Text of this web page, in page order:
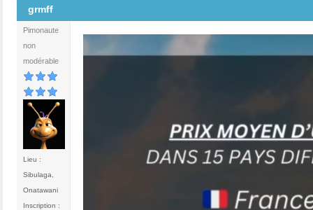
grmff
Pimonaute
non
modérable
Lieu :
Sibulaga,
Onatawani
Inscription :